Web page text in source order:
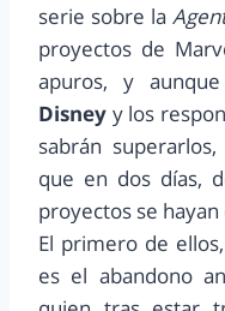
serie sobre la
proyectos de
apuros, y
Disney y los
sabrán
que en dos días,
proyectos se
El primero de
es el abandono